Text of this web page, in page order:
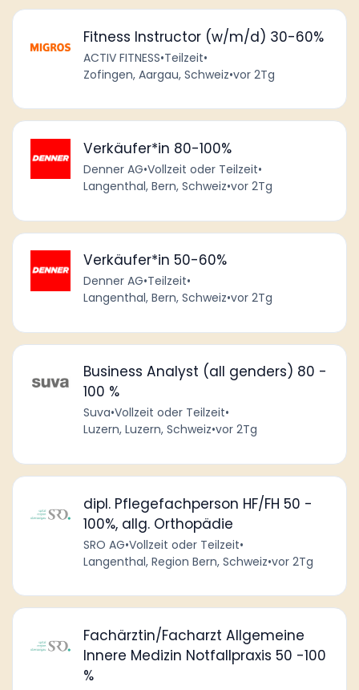
Fitness Instructor (w/m/d) 30-60%
ACTIV FITNESS•Teilzeit•
Zofingen, Aargau, Schweiz•vor 2Tg
Verkäufer*in 80-100%
Denner AG•Vollzeit oder Teilzeit•
Langenthal, Bern, Schweiz•vor 2Tg
Verkäufer*in 50-60%
Denner AG•Teilzeit•
Langenthal, Bern, Schweiz•vor 2Tg
Business Analyst (all genders) 80 -
100 %
Suva•Vollzeit oder Teilzeit•
Luzern, Luzern, Schweiz•vor 2Tg
dipl. Pflegefachperson HF/FH 50 -
100%, allg. Orthopädie
SRO AG•Vollzeit oder Teilzeit•
Langenthal, Region Bern, Schweiz•vor 2Tg
Fachärztin/Facharzt Allgemeine
Innere Medizin Notfallpraxis 50 -100
%